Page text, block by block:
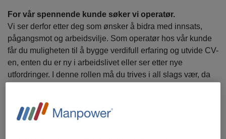
For vår spennende kunde søker vi operatør.
Vi ser derfor etter deg som ønsker å bidra med innsats,
pågangsmot og arbeidsvilje. Som operatør hos vår kunde
får du muligheten til å bygge verdifull erfaring og utvide CV-
en, enten du er ny i arbeidslivet eller ser etter nye
utfordringer. I denne rollen må du trives i all slags vær, da